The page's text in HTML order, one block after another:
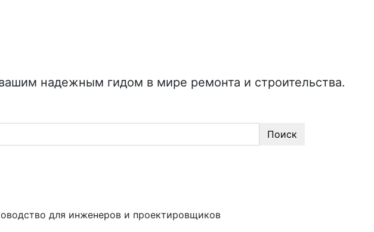
надежным гидом в мире ремонта и строительства.
Поиск
для инженеров и проектировщиков